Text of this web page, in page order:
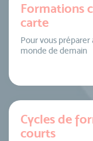
Formations
carte
Pour vous préparer
monde de demain
Cycles de
courts